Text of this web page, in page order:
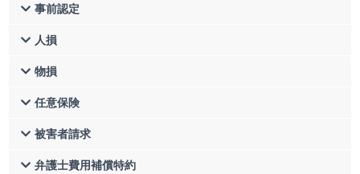
事前認定
人損
物損
任意保険
被害者請求
弁護士費用補償特約